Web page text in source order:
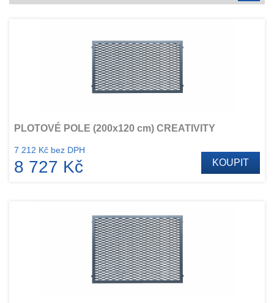
PLOTOVÉ POLE (200x120 cm) CREATIVITY
7 212 Kč bez DPH
8 727 Kč KOUPIT